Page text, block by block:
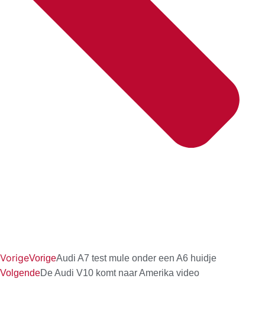
VorigeVorigeAudi A7 test mule onder een A6 huidje
VolgendeDe Audi V10 komt naar Amerika video